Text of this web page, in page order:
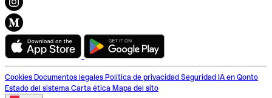
Cookies Documentos legales Política de privacidad Seguridad IA en Qonto
Estado del sistema Carta ética Mapa del sito